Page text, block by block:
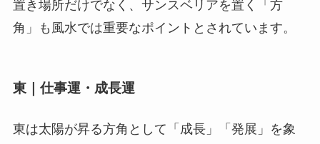
置き場所だけでなく、サンスベリアを置く「方
角」も風水では重要なポイントとされています。
東｜仕事運・成長運
東は太陽が昇る方角として「成長」「発展」を象